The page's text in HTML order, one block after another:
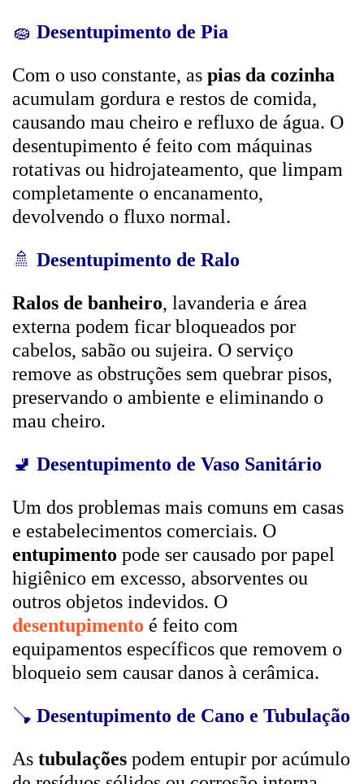
🧽 Desentupimento de Pia
Com o uso constante, as pias da cozinha
acumulam gordura e restos de comida,
causando mau cheiro e refluxo de água. O
desentupimento é feito com máquinas
rotativas ou hidrojateamento, que limpam
completamente o encanamento,
devolvendo o fluxo normal.
🚿 Desentupimento de Ralo
Ralos de banheiro, lavanderia e área
externa podem ficar bloqueados por
cabelos, sabão ou sujeira. O serviço
remove as obstruções sem quebrar pisos,
preservando o ambiente e eliminando o
mau cheiro.
🚽 Desentupimento de Vaso Sanitário
Um dos problemas mais comuns em casas
e estabelecimentos comerciais. O
entupimento pode ser causado por papel
higiênico em excesso, absorventes ou
outros objetos indevidos. O
desentupimento é feito com
equipamentos específicos que removem o
bloqueio sem causar danos à cerâmica.
🪠 Desentupimento de Cano e Tubulação
As tubulações podem entupir por acúmulo